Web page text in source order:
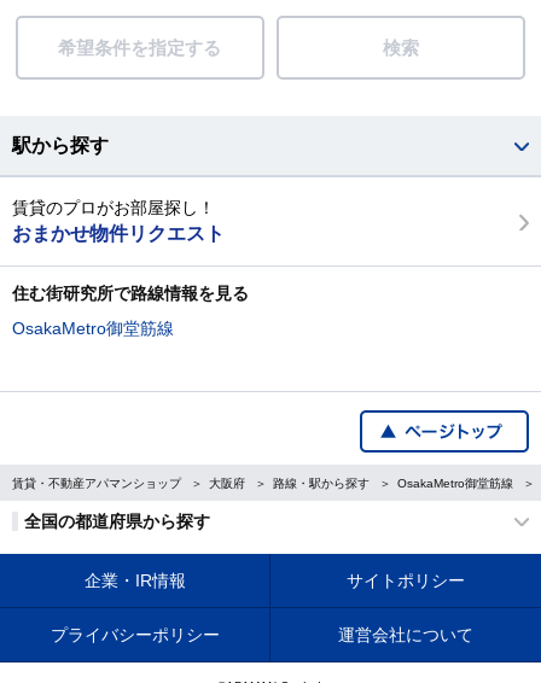
希望条件を指定する 検索
駅から探す
賃貸のプロがお部屋探し！
おまかせ物件リクエスト
住む街研究所で路線情報を見る
OsakaMetro御堂筋線
賃貸・不動産アパマンショップ 大阪府 路線・駅から探す OsakaMetro御堂筋線
全国の都道府県から探す
企業・IR情報 サイトポリシー
プライバシーポリシー 運営会社について